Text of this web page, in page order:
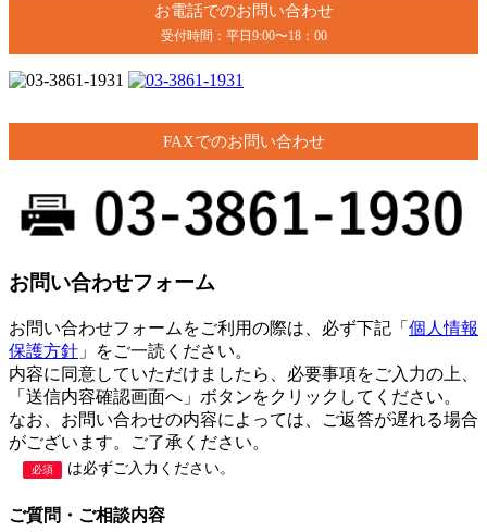
お電話でのお問い合わせ
受付時間：平日9:00〜18：00
FAXでのお問い合わせ
お問い合わせフォーム
お問い合わせフォームをご利用の際は、必ず下記「 個人情報
保護方針 」をご一読ください。
内容に同意していただけましたら、必要事項をご入力の上、
「送信内容確認画面へ」ボタンをクリックしてください。
なお、お問い合わせの内容によっては、ご返答が遅れる場合
がございます。ご了承ください。
必須 は必ずご入力ください。
ご質問・ご相談内容